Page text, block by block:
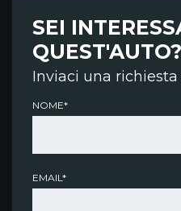
SEI
QUEST'AUTO?
Inviaci una
NOME*
EMAIL*